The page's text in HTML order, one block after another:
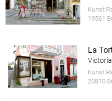
19561
La
20810